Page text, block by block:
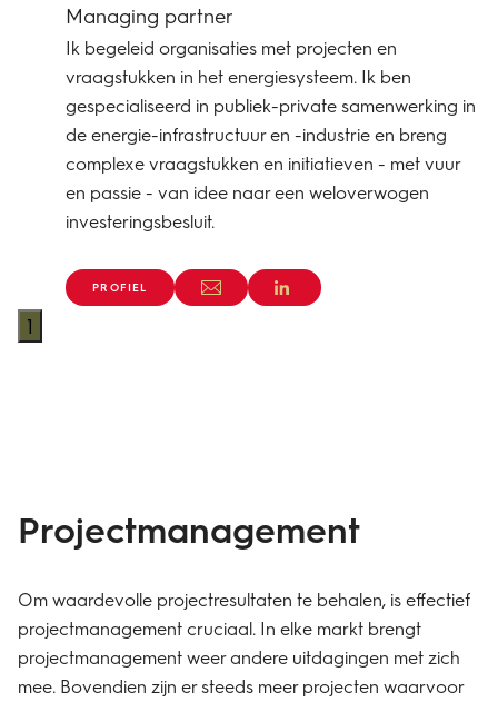
Managing partner
Ik begeleid organisaties met projecten en
vraagstukken in het energiesysteem. Ik ben
gespecialiseerd in publiek-private samenwerking in
de energie-infrastructuur en -industrie en breng
complexe vraagstukken en initiatieven - met vuur
en passie - van idee naar een weloverwogen
investeringsbesluit.
PROFIEL
1
Projectmanagement
Om waardevolle projectresultaten te behalen, is effectief
projectmanagement cruciaal. In elke markt brengt
projectmanagement weer andere uitdagingen met zich
mee. Bovendien zijn er steeds meer projecten waarvoor